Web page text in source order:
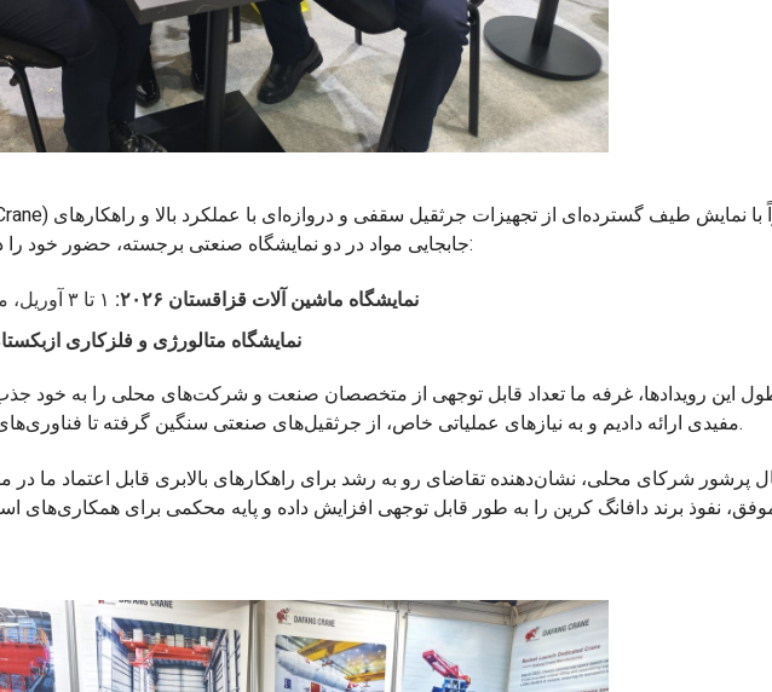
جابجایی مواد در دو نمایشگاه صنعتی برجسته، حضور خود را در بازار آسیای میانه تقویت کرد:
نمایشگاه ماشین آلات قزاقستان ۲۰۲۶:
نمایشگاه متالورژی و فلزکاری
این رویدادها، غرفه ما تعداد قابل توجهی از متخصصان صنعت و شرکت‌های محلی را به خود
مفیدی ارائه دادیم و به نیازهای عملیاتی خاص، از جرثقیل‌های صنعتی سنگین گرفته تا فناوری‌های بالابری دقیق، رسیدگی کردیم.
پرشور شرکای محلی، نشان‌دهنده تقاضای رو به رشد برای راهکارهای بالابری قابل اعتماد ما
نفوذ برند دافانگ کرین را به طور قابل توجهی افزایش داده و پایه محکمی برای همکاری‌های